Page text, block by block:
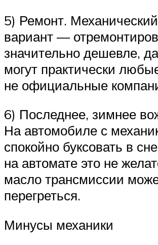
5) Ремонт. Механический
вариант —
значительно дешевле,
могут практически
не официальные
6) Последнее, зимнее
На автомобиле с
спокойно буксовать в
на автомате это не
масло трансмиссии
перегреться.
Минусы механики